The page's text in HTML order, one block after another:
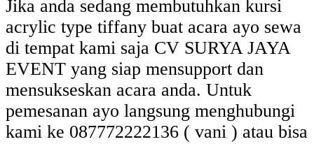
Jika anda sedang membutuhkan kursi
acrylic type tiffany buat acara ayo sewa
di tempat kami saja CV SURYA JAYA
EVENT yang siap mensupport dan
mensukseskan acara anda. Untuk
pemesanan ayo langsung menghubungi
kami ke 087772222136 ( vani ) atau bisa